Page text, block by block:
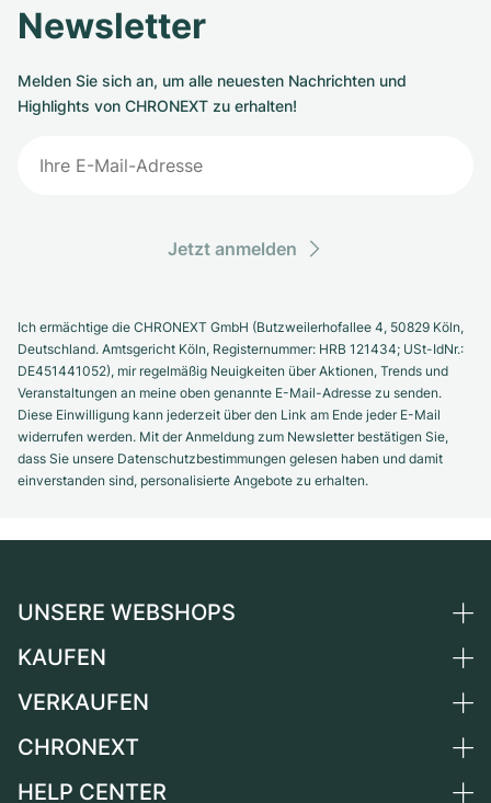
Newsletter
Melden Sie sich an, um alle neuesten Nachrichten und
Highlights von CHRONEXT zu erhalten!
Jetzt anmelden
Ich ermächtige die CHRONEXT GmbH (Butzweilerhofallee 4, 50829 Köln,
Deutschland. Amtsgericht Köln, Registernummer: HRB 121434; USt-IdNr.:
DE451441052), mir regelmäßig Neuigkeiten über Aktionen, Trends und
Veranstaltungen an meine oben genannte E-Mail-Adresse zu senden.
Diese Einwilligung kann jederzeit über den Link am Ende jeder E-Mail
widerrufen werden. Mit der Anmeldung zum Newsletter bestätigen Sie,
dass Sie unsere Datenschutzbestimmungen gelesen haben und damit
einverstanden sind, personalisierte Angebote zu erhalten.
UNSERE WEBSHOPS
Deutschland
Schweiz
Frankreich
KAUFEN
Alle Luxusuhren
VERKAUFEN
Uhr verkaufen
CHRONEXT
Über uns
HELP CENTER